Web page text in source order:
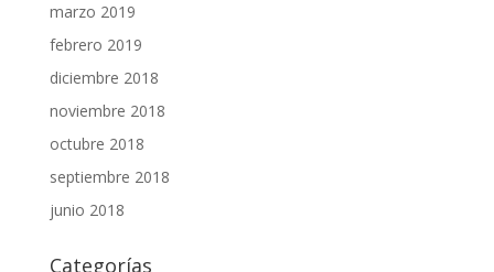
marzo 2019
febrero 2019
diciembre 2018
noviembre 2018
octubre 2018
septiembre 2018
junio 2018
Categorías